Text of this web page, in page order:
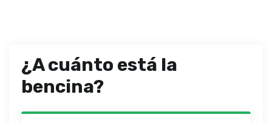
¿A cuánto está la
bencina?